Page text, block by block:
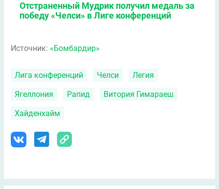
Отстраненный Мудрик получил медаль за
победу «Челси» в Лиге конференций
Источник: «Бомбардир»
Лига конференций Челси Легия
Ягеллония Рапид Витория Гимараеш
Хайденхайм